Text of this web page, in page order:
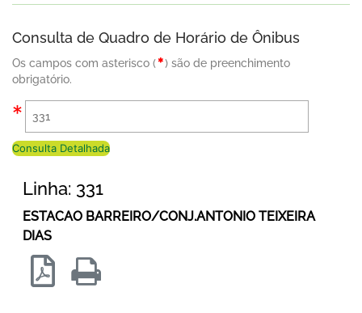
Consulta de Quadro de Horário de Ônibus
Os campos com asterisco (
) são de preenchimento
obrigatório.
Consulta Detalhada
Linha: 331
ESTACAO BARREIRO/CONJ.ANTONIO TEIXEIRA
DIAS